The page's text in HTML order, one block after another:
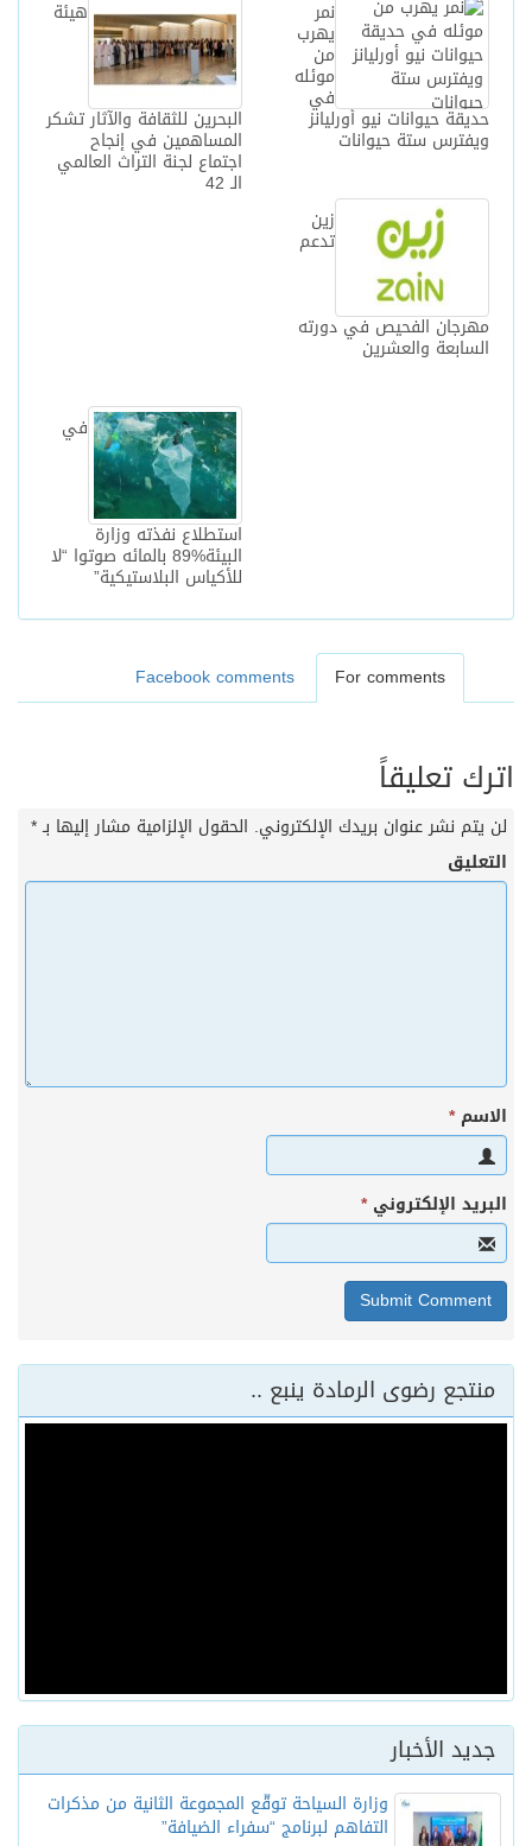
هيئة
البحرين للثقافة والآثار تشكر
المساهمين في إنجاح
اجتماع لجنة التراث العالمي
الـ 42‎
نمر
يهرب
من
موئله
في
حديقة حيوانات نيو أورليانز
ويفترس ستة حيوانات
زين
تدعم
مهرجان الفحيص في دورته
السابعة والعشرين
في
استطلاع نفذته وزارة
البيئة%89 بالمائه صوتوا “لا
للأكياس البلاستيكية”
For comments
Facebook comments
اترك تعليقاً
لن يتم نشر عنوان بريدك الإلكتروني. الحقول الإلزامية مشار إليها بـ*
التعليق
الاسم*
البريد الإلكتروني*
منتجع رضوى الرمادة ينبع ..
جديد الأخبار
وزارة السياحة توقّع المجموعة الثانية من مذكرات
التفاهم لبرنامج “سفراء الضيافة”